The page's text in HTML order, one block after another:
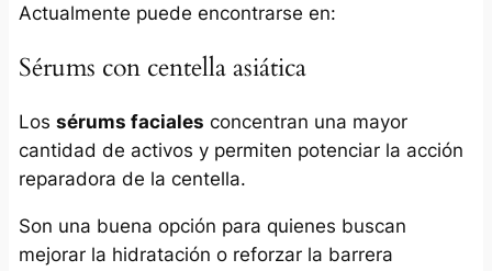
Actualmente puede encontrarse en:
Sérums con centella asiática
Los sérums faciales concentran una mayor
cantidad de activos y permiten potenciar la acción
reparadora de la centella.
Son una buena opción para quienes buscan
mejorar la hidratación o reforzar la barrera